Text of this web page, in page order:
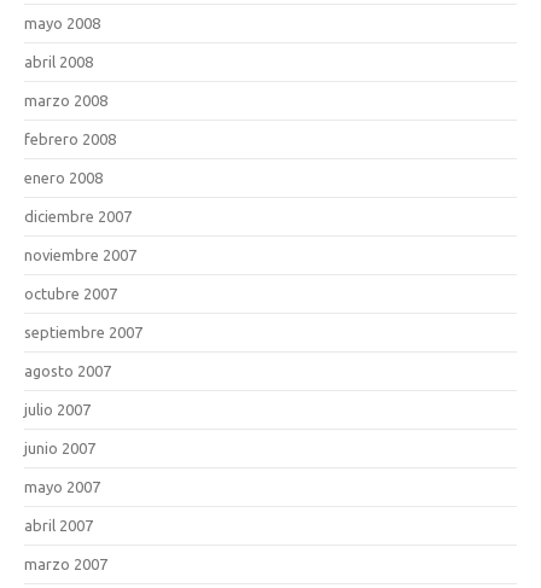
mayo 2008
abril 2008
marzo 2008
febrero 2008
enero 2008
diciembre 2007
noviembre 2007
octubre 2007
septiembre 2007
agosto 2007
julio 2007
junio 2007
mayo 2007
abril 2007
marzo 2007